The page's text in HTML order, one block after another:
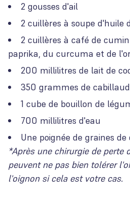
2 gousses d'ail
2 cuillères à soupe d'huile
2 cuillères à café de
paprika, du curcuma et de
200 millilitres de lait de
350 grammes de cabillaud
1 cube de bouillon de
700 millilitres d'eau
Une poignée de graines de
*Après une chirurgie de perte
peuvent ne pas bien tolérer
l'oignon si cela est votre cas.